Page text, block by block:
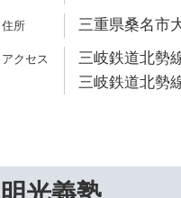
三重県桑名市
三岐鉄道北勢
三岐鉄道北勢